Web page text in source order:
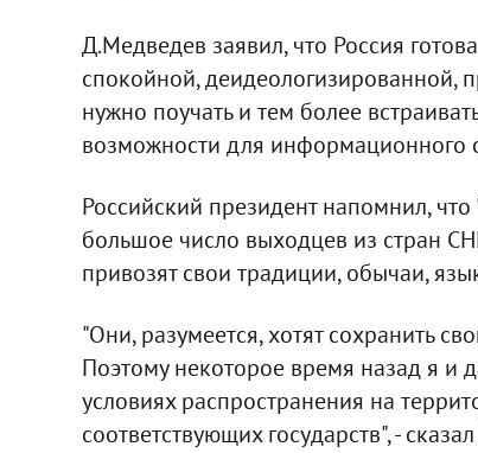
Д.Медведев заявил, что Россия
спокойной, деидеологизированной,
нужно поучать и тем более
возможности для информационного
Российский президент напомнил,
большое число выходцев из стран
привозят свои традиции, обычаи,
"Они, разумеется, хотят сохранить
Поэтому некоторое время назад я и
условиях распространения на
соответствующих государств", -